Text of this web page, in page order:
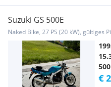
Suzuki GS 500E
Naked Bike, 27 PS (20 kW), gültiges
500
€